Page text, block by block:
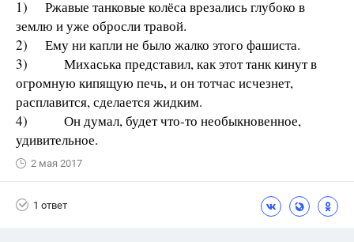
1) Ржавые танковые колёса врезались глубоко в
землю и уже обросли травой.
2) Ему ни капли не было жалко этого фашиста.
3) Михаська представил, как этот танк кинут в
огромную кипящую печь, и он тотчас исчезнет,
расплавится, сделается жидким.
4) Он думал, будет что-то необыкновенное,
удивительное.
2 мая 2017
1 ответ